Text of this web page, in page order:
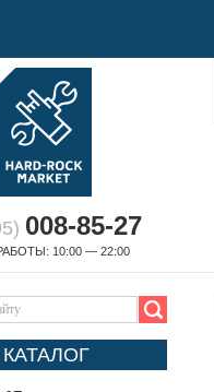
008-85-27
10:00 — 22:00
КАТАЛОГ